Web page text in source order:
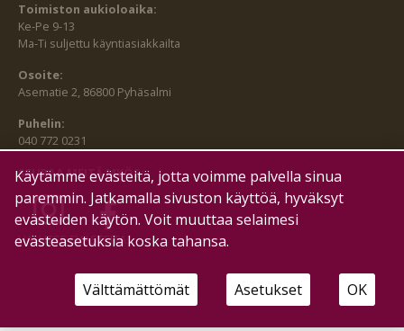
Toimiston aukioloaika:
Ke-Pe 9-13
Ma-Ti suljettu käyntiasiakkailta
Osoite:
Asematie 2, 86800 Pyhäsalmi
Puhelin:
040 772 0231
SEURAA MEITÄ MYÖS:
HALLITSE EVÄSTEITÄ
Käytämme evästeitä, jotta voimme palvella sinua
paremmin. Jatkamalla sivuston käyttöä, hyväksyt
evästeiden käytön. Voit muuttaa selaimesi
evästeasetuksia koska tahansa.
Välttämättömät Asetukset OK